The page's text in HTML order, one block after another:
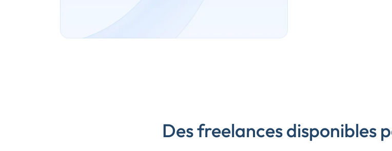
Des freelances disponibles